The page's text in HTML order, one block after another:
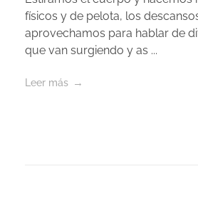
físicos y de pelota, los
aprovechamos para hablar de
que van surgiendo y as ...
Leer más